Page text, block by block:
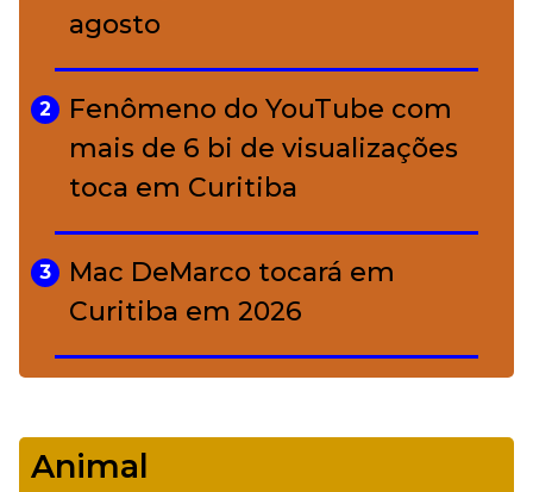
A ciência por trás da skincare: a
função de cada ativo
agosto
2
Fenômeno do YouTube com
mais de 6 bi de visualizações
toca em Curitiba
3
Mac DeMarco tocará em
Curitiba em 2026
Camerata tem repertório
diverso a partir de R$ 17
Animal